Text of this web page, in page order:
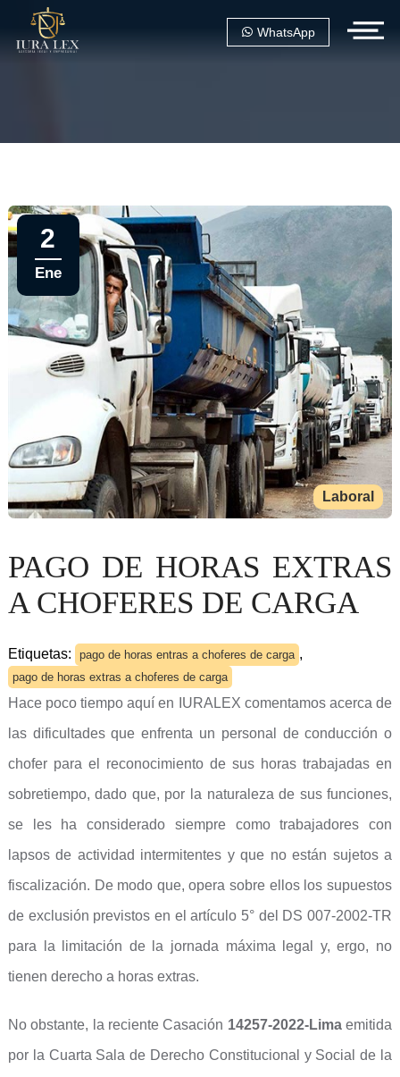
WhatsApp
Laboral
2
Ene
PAGO DE HORAS EXTRAS
A CHOFERES DE CARGA
Etiquetas: pago de horas entras a choferes de carga ,
pago de horas extras a choferes de carga
Hace poco tiempo aquí en IURALEX comentamos acerca de
las dificultades que enfrenta un personal de conducción o
chofer para el reconocimiento de sus horas trabajadas en
sobretiempo, dado que, por la naturaleza de sus funciones,
se les ha considerado siempre como trabajadores con
lapsos de actividad intermitentes y que no están sujetos a
fiscalización. De modo que, opera sobre ellos los supuestos
de exclusión previstos en el artículo 5° del DS 007-2002-TR
para la limitación de la jornada máxima legal y, ergo, no
tienen derecho a horas extras.
No obstante, la reciente Casación 14257-2022-Limaemitida
por la Cuarta Sala de Derecho Constitucional y Social de la